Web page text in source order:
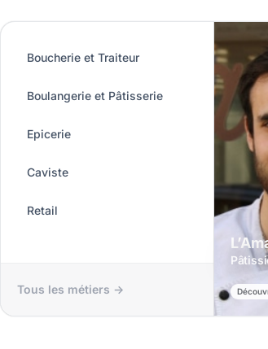
Boucherie et Traiteur
Boulangerie et Pâtisserie
Epicerie
Caviste
Retail
Tous les métiers ->